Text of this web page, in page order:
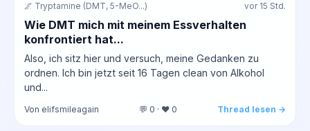
🌌 Tryptamine (DMT, 5-MeO...) vor 15 Std.
Wie DMT mich mit meinem Essverhalten
konfrontiert hat...
Also, ich sitz hier und versuch, meine Gedanken zu
ordnen. Ich bin jetzt seit 16 Tagen clean von Alkohol
und...
Von elifsmileagain 💬 0 · ❤️ 0 Thread lesen →